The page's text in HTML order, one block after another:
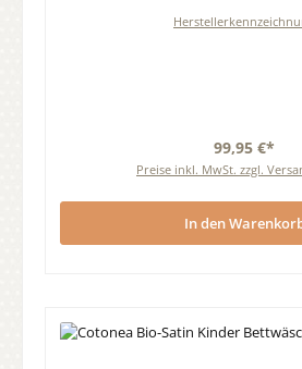
99,95 €*
Preise inkl. MwSt. zzgl.
In den